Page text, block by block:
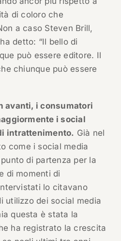
di coloro che
a caso Steven Brill,
detto: “Il bello di
può essere editore. Il
chiunque può essere
avanti, i consumatori
i social
intrattenimento. Già nel
come i social media
di partenza per la
di momenti di
lo citavano
utilizzo dei social media
questa è stata la
ha registrato la crescita